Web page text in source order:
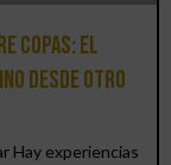
copas: el
desde otro
Hay experiencias